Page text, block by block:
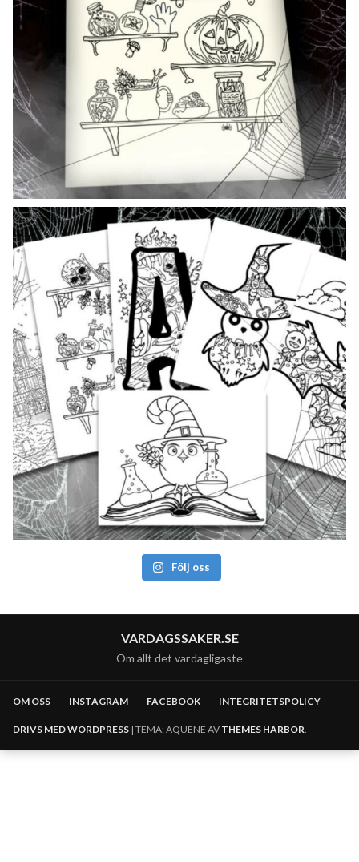
Följ oss
VARDAGSSAKER.SE
Om allt det vardagligaste
OM OSS INSTAGRAM FACEBOOK INTEGRITETSPOLICY
DRIVS MED WORDPRESS | TEMA: AQUENE AV THEMES HARBOR.